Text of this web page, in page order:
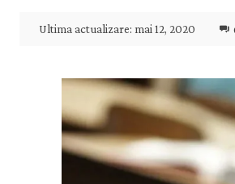
Ultima actualizare: mai 12, 2020